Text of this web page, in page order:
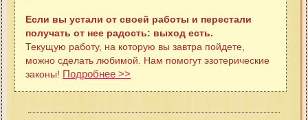
Если вы устали от своей работы и перестали
получать от нее радость: выход есть.
Текущую работу, на которую вы завтра пойдете,
можно сделать любимой. Нам помогут эзотерические
законы! Подробнее >>